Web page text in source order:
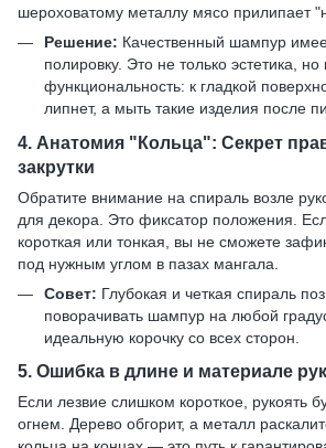
шероховатому металлу мясо прилипает
Решение: Качественный шампур
полировку. Это не только эстетика, но
функциональность: к гладкой
липнет, а мыть такие изделия после
4. Анатомия "Кольца": Секрет
закрутки
Обратите внимание на спираль возле
для декора. Это фиксатор положения.
короткая или тонкая, вы не сможете
под нужным углом в пазах мангала.
Совет: Глубокая и четкая спираль
поворачивать шампур на любой
идеальную корочку со всех сторон.
5. Ошибка в длине и материале
Если лезвие слишком короткое, рукоять
огнем. Дерево обгорит, а металл